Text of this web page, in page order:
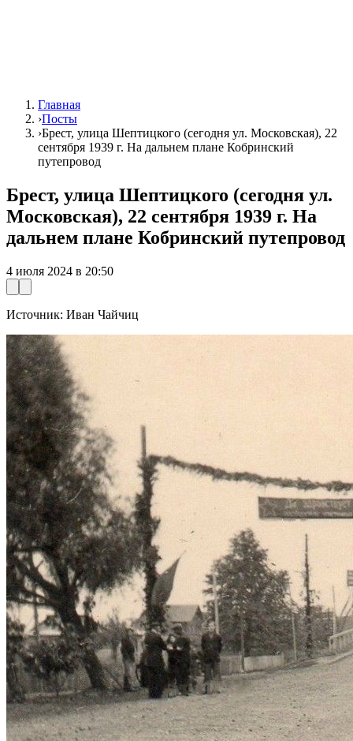
Главная
›Посты
›Брест, улица Шептицкого (сегодня ул. Московская), 22
сентября 1939 г. На дальнем плане Кобринский
путепровод
Брест, улица Шептицкого (сегодня ул.
Московская), 22 сентября 1939 г. На
дальнем плане Кобринский путепровод
4 июля 2024 в 20:50
Источник: Иван Чайчиц